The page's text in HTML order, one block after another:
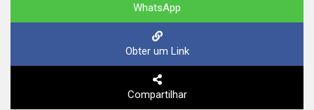
WhatsApp
Obter um Link
Compartilhar